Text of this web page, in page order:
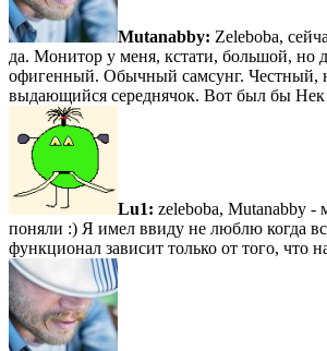
Mutanabby: Zeleboba,
да. Монитор у меня, кстати, большой, но
офигенный. Обычный самсунг. Честный,
выдающийся середнячок. Вот был бы Нек
Lu1: zeleboba, Mutanabby -
поняли :) Я имел ввиду не люблю когда
функционал зависит только от того, что